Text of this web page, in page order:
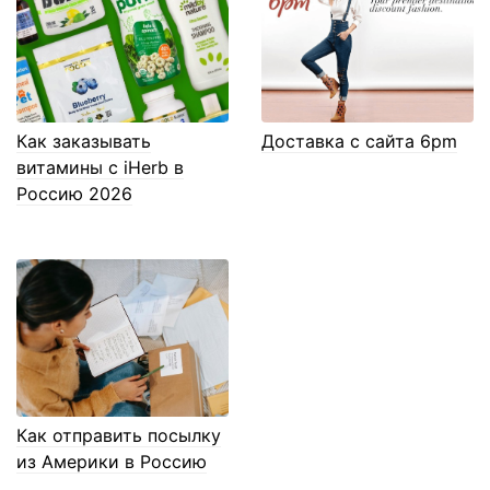
Как заказывать
витамины с iHerb в
Россию 2026
Доставка с сайта 6pm
Как отправить посылку
из Америки в Россию